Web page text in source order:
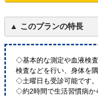
このプランの特長
◇基本的な測定や血液検
検査などを行い、身体を
◇土曜日も受診可能です。
◇約2時間で生活習慣病か